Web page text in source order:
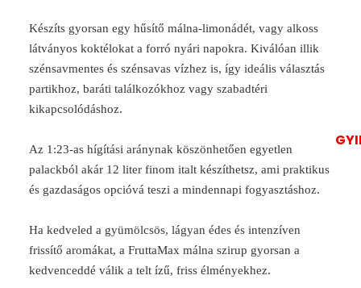
Készíts gyorsan egy hűsítő málna-limonádét, vagy alkoss
látványos koktélokat a forró nyári napokra. Kiválóan illik
szénsavmentes és szénsavas vízhez is, így ideális választás
partikhoz, baráti találkozókhoz vagy szabadtéri
kikapcsolódáshoz.
Az 1:23-as hígítási aránynak köszönhetően egyetlen
palackból akár 12 liter finom italt készíthetsz, ami praktikus
és gazdaságos opcióvá teszi a mindennapi fogyasztáshoz.
Ha kedveled a gyümölcsös, lágyan édes és intenzíven
frissítő aromákat, a FruttaMax málna szirup gyorsan a
kedvenceddé válik a telt ízű, friss élményekhez.